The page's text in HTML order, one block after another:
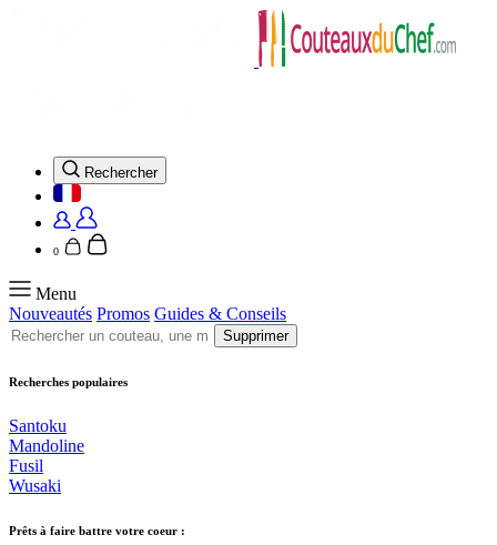
Rechercher
0
Menu
Nouveautés Promos Guides & Conseils
Supprimer
Recherches populaires
Santoku
Mandoline
Fusil
Wusaki
Prêts à faire battre votre coeur :